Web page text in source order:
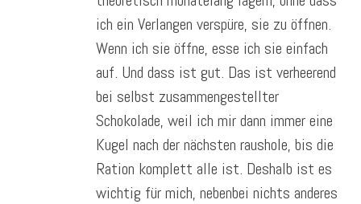
ich ein Verlangen verspüre, sie zu öffnen.
Wenn ich sie öffne, esse ich sie einfach
auf. Und dass ist gut. Das ist verheerend
bei selbst zusammengestellter
Schokolade, weil ich mir dann immer eine
Kugel nach der nächsten raushole, bis die
Ration komplett alle ist. Deshalb ist es
wichtig für mich, nebenbei nichts anderes